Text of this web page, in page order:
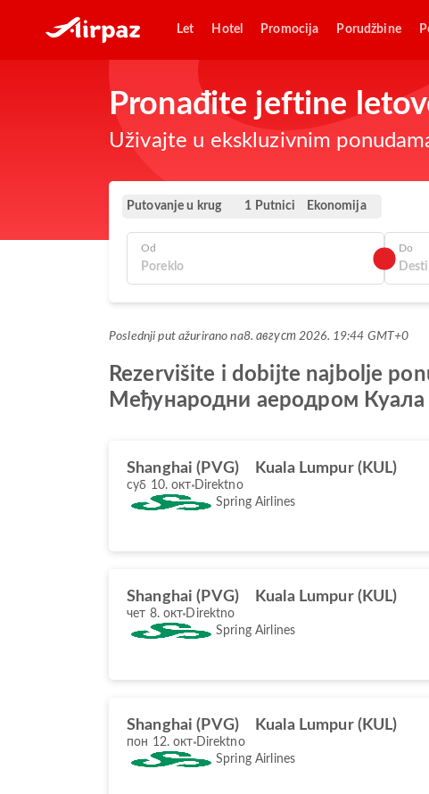
Let Hotel Promocija Porudžbine
Pronađite jeftine
Uživajte u ekskluzivnim
Putovanje u krug 1 Putnici Ekonomija
Od Do
Poslednji put ažurirano na8. август 2026. 19:44 GMT+0
Rezervišite i dobijte najbolje
Међународни аеродром
Shanghai (PVG) Kuala Lumpur (KUL)
суб 10. окт Direktno
Spring Airlines
Shanghai (PVG) Kuala Lumpur (KUL)
чет 8. окт Direktno
Spring Airlines
Shanghai (PVG) Kuala Lumpur (KUL)
пон 12. окт Direktno
Spring Airlines